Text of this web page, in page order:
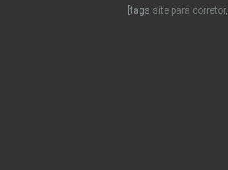
[tags site para corretor, ]